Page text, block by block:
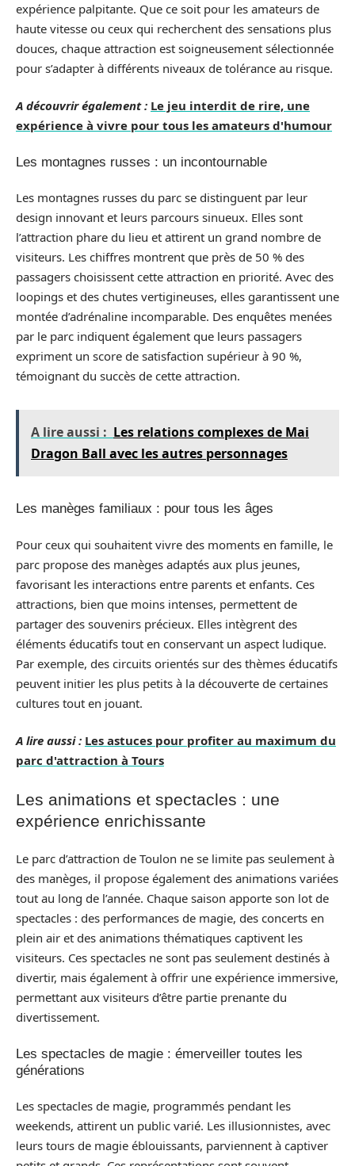
expérience palpitante. Que ce soit pour les amateurs de
haute vitesse ou ceux qui recherchent des sensations plus
douces, chaque attraction est soigneusement sélectionnée
pour s’adapter à différents niveaux de tolérance au risque.
A découvrir également : Le jeu interdit de rire, une
expérience à vivre pour tous les amateurs d'humour
Les montagnes russes : un incontournable
Les montagnes russes du parc se distinguent par leur
design innovant et leurs parcours sinueux. Elles sont
l’attraction phare du lieu et attirent un grand nombre de
visiteurs. Les chiffres montrent que près de 50 % des
passagers choisissent cette attraction en priorité. Avec des
loopings et des chutes vertigineuses, elles garantissent une
montée d’adrénaline incomparable. Des enquêtes menées
par le parc indiquent également que leurs passagers
expriment un score de satisfaction supérieur à 90 %,
témoignant du succès de cette attraction.
A lire aussi : Les relations complexes de Mai
Dragon Ball avec les autres personnages
Les manèges familiaux : pour tous les âges
Pour ceux qui souhaitent vivre des moments en famille, le
parc propose des manèges adaptés aux plus jeunes,
favorisant les interactions entre parents et enfants. Ces
attractions, bien que moins intenses, permettent de
partager des souvenirs précieux. Elles intègrent des
éléments éducatifs tout en conservant un aspect ludique.
Par exemple, des circuits orientés sur des thèmes éducatifs
peuvent initier les plus petits à la découverte de certaines
cultures tout en jouant.
A lire aussi : Les astuces pour profiter au maximum du
parc d'attraction à Tours
Les animations et spectacles : une
expérience enrichissante
Le parc d’attraction de Toulon ne se limite pas seulement à
des manèges, il propose également des animations variées
tout au long de l’année. Chaque saison apporte son lot de
spectacles : des performances de magie, des concerts en
plein air et des animations thématiques captivent les
visiteurs. Ces spectacles ne sont pas seulement destinés à
divertir, mais également à offrir une expérience immersive,
permettant aux visiteurs d’être partie prenante du
divertissement.
Les spectacles de magie : émerveiller toutes les
générations
Les spectacles de magie, programmés pendant les
weekends, attirent un public varié. Les illusionnistes, avec
leurs tours de magie éblouissants, parviennent à captiver